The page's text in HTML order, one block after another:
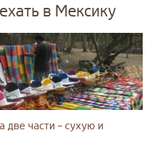
в Мексику
две части – сухую и